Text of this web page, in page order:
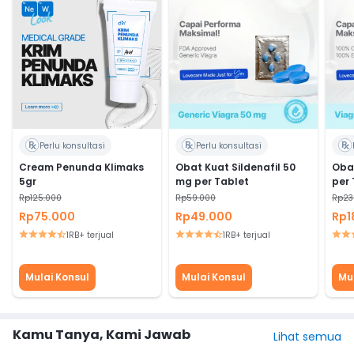
Perlu konsultasi
Cream Penunda Klimaks
5gr
Rp125.000
Rp75.000
1RB+ terjual
Mulai Konsul
Perlu konsultasi
Obat Kuat Sildenafil 50
mg per Tablet
Rp59.000
Rp49.000
1RB+ terjual
Mulai Konsul
per
Kamu Tanya, Kami Jawab Lihat semua